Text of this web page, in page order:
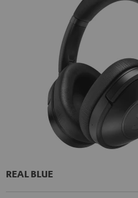
REAL BLUE